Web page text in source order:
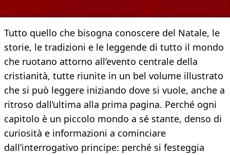
Tutto quello che bisogna conoscere del Natale, le
storie, le tradizioni e le leggende di tutto il mondo
che ruotano attorno all’evento centrale della
cristianità, tutte riunite in un bel volume illustrato
che si può leggere iniziando dove si vuole, anche a
ritroso dall’ultima alla prima pagina. Perché ogni
capitolo è un piccolo mondo a sé stante, denso di
curiosità e informazioni a cominciare
dall’interrogativo principe: perché si festeggia